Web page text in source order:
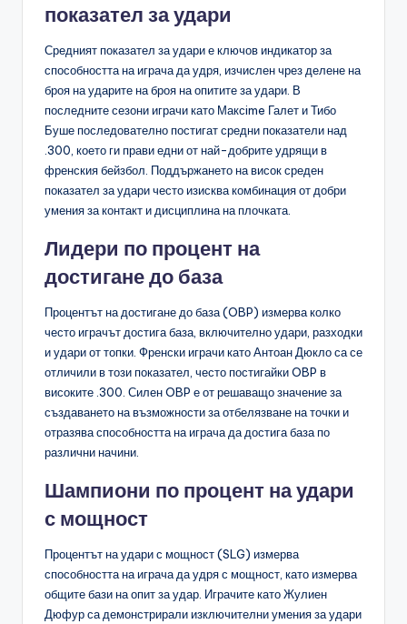
показател за удари
Средният показател за удари е ключов индикатор за
способността на играча да удря, изчислен чрез делене на
броя на ударите на броя на опитите за удари. В
последните сезони играчи като Максime Галет и Тибо
Буше последователно постигат средни показатели над
.300, което ги прави едни от най-добрите удрящи в
френския бейзбол. Поддържането на висок среден
показател за удари често изисква комбинация от добри
умения за контакт и дисциплина на плочката.
Лидери по процент на
достигане до база
Процентът на достигане до база (OBP) измерва колко
често играчът достига база, включително удари, разходки
и удари от топки. Френски играчи като Антоан Дюкло са се
отличили в този показател, често постигайки OBP в
високите .300. Силен OBP е от решаващо значение за
създаването на възможности за отбелязване на точки и
отразява способността на играча да достига база по
различни начини.
Шампиони по процент на удари
с мощност
Процентът на удари с мощност (SLG) измерва
способността на играча да удря с мощност, като измерва
общите бази на опит за удар. Играчите като Жулиен
Дюфур са демонстрирали изключителни умения за удари